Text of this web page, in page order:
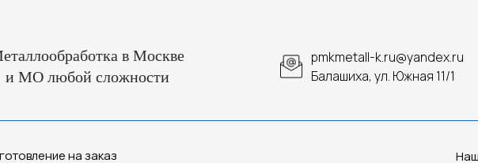
в Москве
и МО любой сложности
pmkmetall-k.ru@yandex.ru
Балашиха, ул. Южная 11/1
на заказ